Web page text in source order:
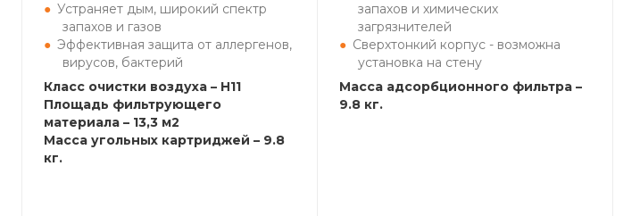
Устраняет дым, широкий спектр
запахов и газов
Эффективная защита от аллергенов,
вирусов, бактерий
Класс очистки воздуха – H11
Площадь фильтрующего
материала – 13,3 м2
Масса угольных картриджей – 9.8
кг.
запахов и химических
загрязнителей
Сверхтонкий корпус - возможна
установка на стену
Масса адсорбционного фильтра –
9.8 кг.